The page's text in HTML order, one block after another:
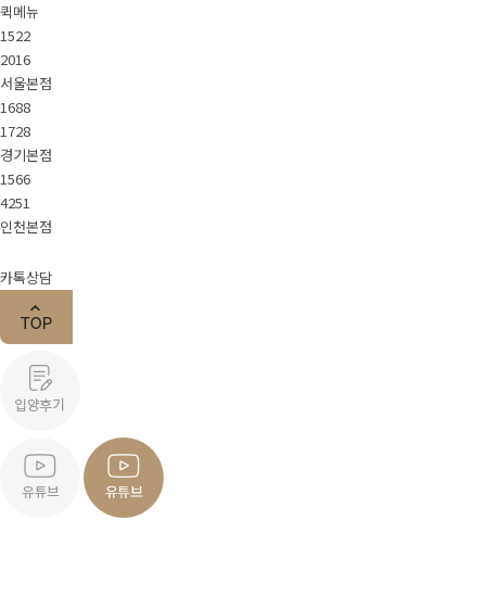
퀵메뉴
1522
2016
서울본점
1688
1728
경기본점
1566
4251
인천본점
카톡상담